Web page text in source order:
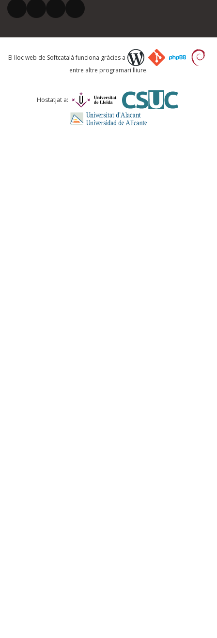
El vostre correu electrònic *
Què proposeu?
Comentari *
El lloc web de Softcatalà funciona gràcies a
entre altre programari lliure.
Hostatjat a: